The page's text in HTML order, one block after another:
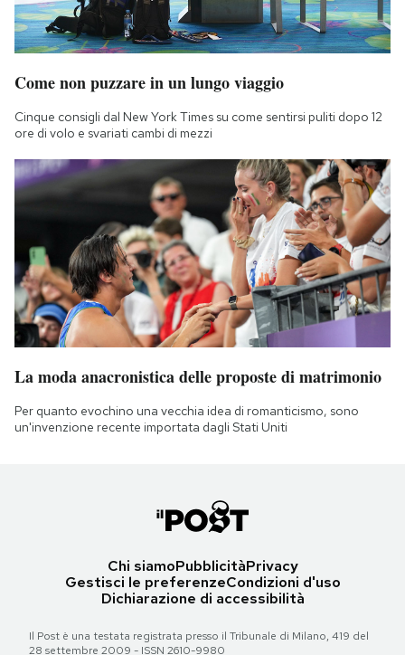
Come non puzzare in un lungo viaggio
Cinque consigli dal New York Times su come sentirsi puliti dopo 12
ore di volo e svariati cambi di mezzi
La moda anacronistica delle proposte di matrimonio
Per quanto evochino una vecchia idea di romanticismo, sono
un'invenzione recente importata dagli Stati Uniti
Chi siamoPubblicitàPrivacy
Gestisci le preferenzeCondizioni d'uso
Dichiarazione di accessibilità
Il Post è una testata registrata presso il Tribunale di Milano, 419 del
28 settembre 2009 - ISSN 2610-9980